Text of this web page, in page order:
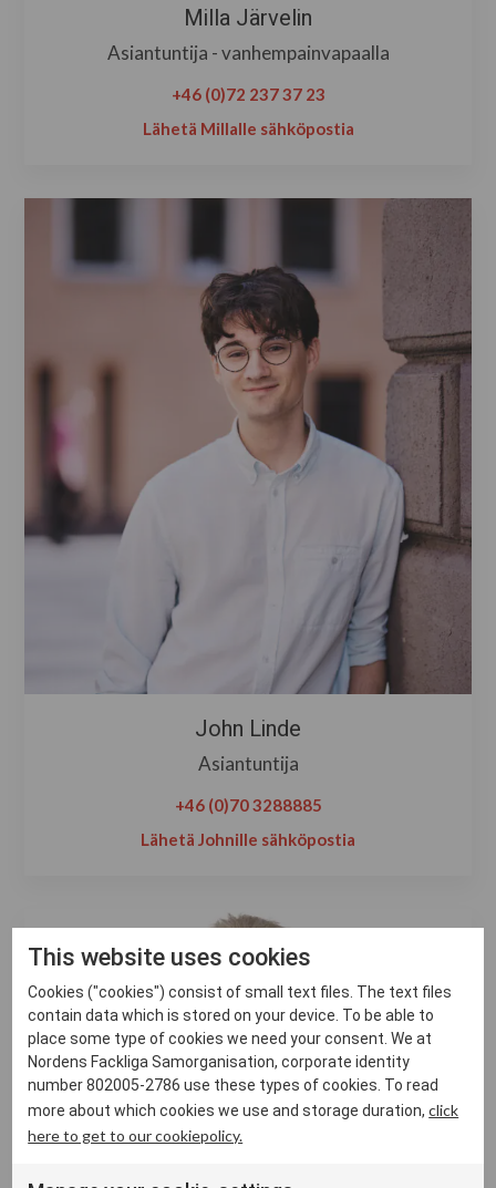
Milla Järvelin
Asiantuntija - vanhempainvapaalla
+46 (0)72 237 37 23
Lähetä Millalle sähköpostia
John Linde
Asiantuntija
+46 (0)70 3288885
Lähetä Johnille sähköpostia
This website uses cookies
Cookies ("cookies") consist of small text files. The text files
contain data which is stored on your device. To be able to
place some type of cookies we need your consent. We at
Nordens Fackliga Samorganisation, corporate identity
number 802005-2786 use these types of cookies. To read
more about which cookies we use and storage duration,click
here to get to our cookiepolicy.